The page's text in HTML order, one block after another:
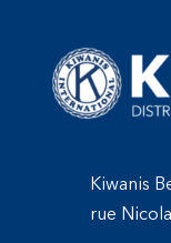
Kiwanis
rue